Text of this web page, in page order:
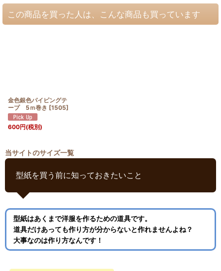
この商品を買った人は、こんな商品も買っています
金色銀色パイピングテ
ープ 5ｍ巻き [1505]
600円(税別)
当サイトのサイズ一覧
型紙を買う前に知っておきたいこと
型紙はあくまで洋服を作るための道具です。
道具だけあっても作り方が分からないと作れませんよね？
大事なのは作り方なんです！